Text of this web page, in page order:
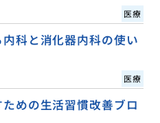
医療
科と消化器内科の使い
医療
めの生活習慣改善ブロ